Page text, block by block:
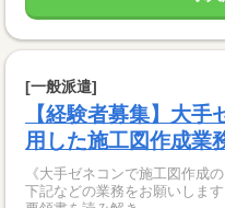
[一般派遣]
【経験者募集】大
用した施工図作成業
《大手ゼネコンで施工図作成
下記などの業務をお願いします。 ＜お仕事の内容＞ ＊設計図・